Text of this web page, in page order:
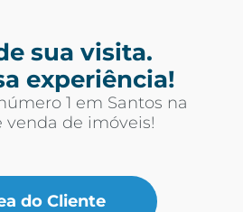
sua visita.
experiência!
1 em Santos na
venda de imóveis!
do Cliente